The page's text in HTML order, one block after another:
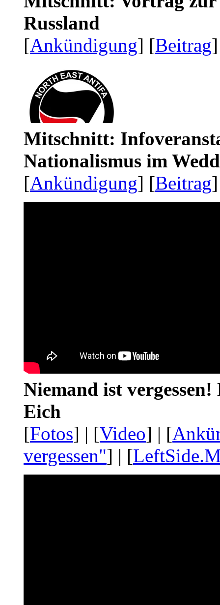
Russland
[Ankündigung] [Beitrag
Mitschnitt:
Nationalismus im
[Ankündigung] [Beitrag
Niemand ist
Eich
[Fotos] | [Video] | [
vergessen"] | [